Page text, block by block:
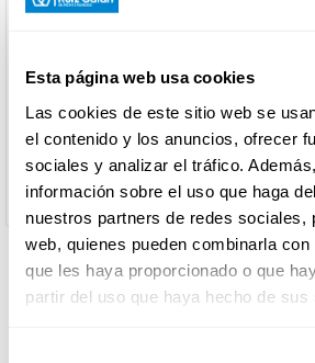
Esta página web usa cookies
Las cookies de este sitio web se
el contenido y los anuncios, ofrecer
sociales y analizar el tráfico.
información sobre el uso que haga
nuestros partners de redes sociales,
web, quienes pueden combinarla
que les haya proporcionado o que
partir del uso que haya hecho de sus
Y LIMPIEZA
PERFUMERÍA
E HIGIENE
NESTLÉ Verduritas con Pavo 190g
Nombre de Operador:
Dirección del Operador:
C/ Clara Campoamor, nº 2 08950
Cantidad neta:
190 gr
Productos relacionados